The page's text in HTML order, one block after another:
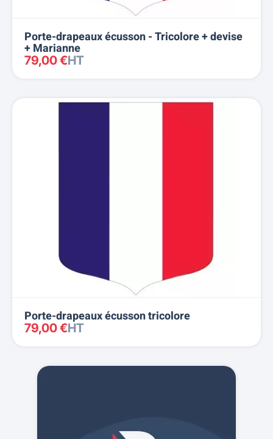
Porte-drapeaux écusson - Tricolore + devise
+ Marianne
79,00 €HT
Porte-drapeaux écusson tricolore
79,00 €HT